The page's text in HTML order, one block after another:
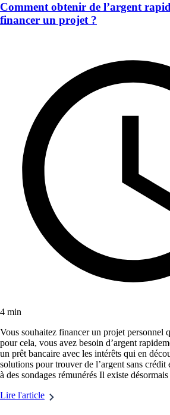
Comment obtenir de l’argent
financer un projet ?
4 min
Vous souhaitez financer un projet personnel
pour cela, vous avez besoin d’argent
un prêt bancaire avec les intérêts qui en
solutions pour trouver de l’argent sans crédit
à des sondages rémunérés Il existe
Lire l'article